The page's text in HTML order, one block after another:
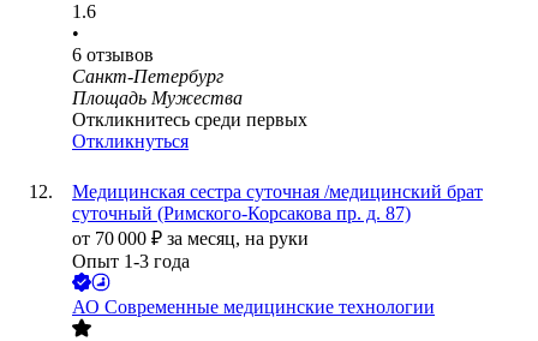
1.6
•
6 отзывов
Санкт-Петербург
Площадь Мужества
Откликнитесь среди первых
Откликнуться
Медицинская сестра суточная /медицинский брат
суточный (Римского-Корсакова пр. д. 87)
от 70 000 ₽ за месяц, на руки
Опыт 1-3 года
АО Современные медицинские технологии